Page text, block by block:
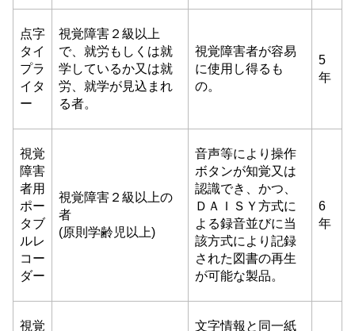
点字
タイ
プラ
イタ
ー
視覚障害２級以上
で、就労もしくは就
学しているか又は就
労、就学が見込まれ
る者。
視覚障害者が容易
に使用し得るも
の。
5
年
視覚
障害
者用
ポー
タブ
ルレ
コー
ダー
視覚障害２級以上の
者
(原則学齢児以上)
音声等により操作
ボタンが知覚又は
認識でき、かつ、
ＤＡＩＳＹ方式に
よる録音並びに当
該方式により記録
された図書の再生
が可能な製品。
6
年
視覚
文字情報と同一紙